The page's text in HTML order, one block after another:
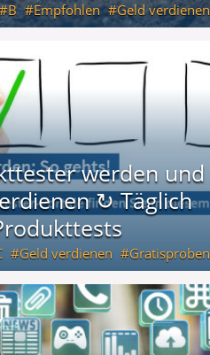
B Empfohlen Geld verdienen
werden und
↻ Täglich
Geld verdienen Gratisproben
Produkttests